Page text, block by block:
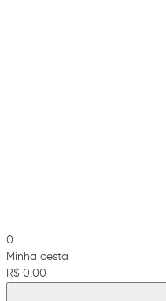
0
Minha cesta
R$ 0,00